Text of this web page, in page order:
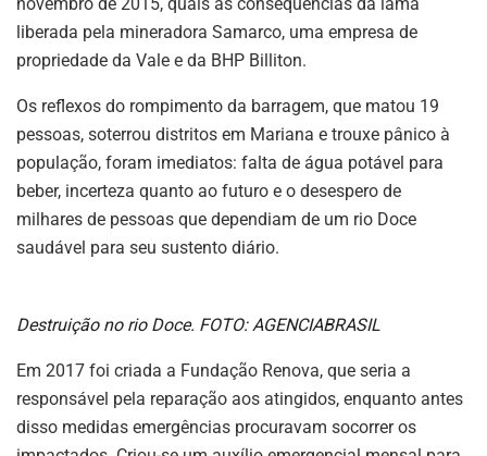
liberada pela mineradora Samarco, uma empresa de
propriedade da Vale e da BHP Billiton.
Os reflexos do rompimento da barragem, que matou 19
pessoas, soterrou distritos em Mariana e trouxe pânico à
população, foram imediatos: falta de água potável para
beber, incerteza quanto ao futuro e o desespero de
milhares de pessoas que dependiam de um rio Doce
saudável para seu sustento diário.
Destruição no rio Doce. FOTO: AGENCIABRASIL
Em 2017 foi criada a Fundação Renova, que seria a
responsável pela reparação aos atingidos, enquanto antes
disso medidas emergências procuravam socorrer os